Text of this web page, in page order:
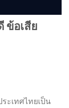
ข้อเสีย
ะเทศไทยเป็น